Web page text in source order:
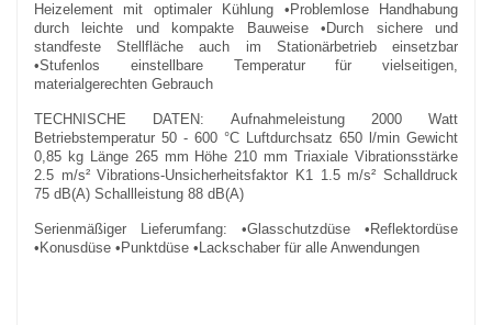
Heizelement mit optimaler Kühlung •Problemlose Handhabung
durch leichte und kompakte Bauweise •Durch sichere und
standfeste Stellfläche auch im Stationärbetrieb einsetzbar
•Stufenlos einstellbare Temperatur für vielseitigen,
materialgerechten Gebrauch
TECHNISCHE DATEN: Aufnahmeleistung 2000 Watt
Betriebstemperatur 50 - 600 °C Luftdurchsatz 650 l/min Gewicht
0,85 kg Länge 265 mm Höhe 210 mm Triaxiale Vibrationsstärke
2.5 m/s² Vibrations-Unsicherheitsfaktor K1 1.5 m/s² Schalldruck
75 dB(A) Schallleistung 88 dB(A)
Serienmäßiger Lieferumfang: •Glasschutzdüse •Reflektordüse
•Konusdüse •Punktdüse •Lackschaber für alle Anwendungen